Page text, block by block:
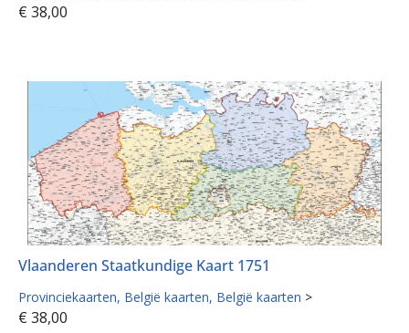
€ 38,00
Vlaanderen Staatkundige Kaart 1751
Provinciekaarten België kaarten België kaarten >
€ 38,00